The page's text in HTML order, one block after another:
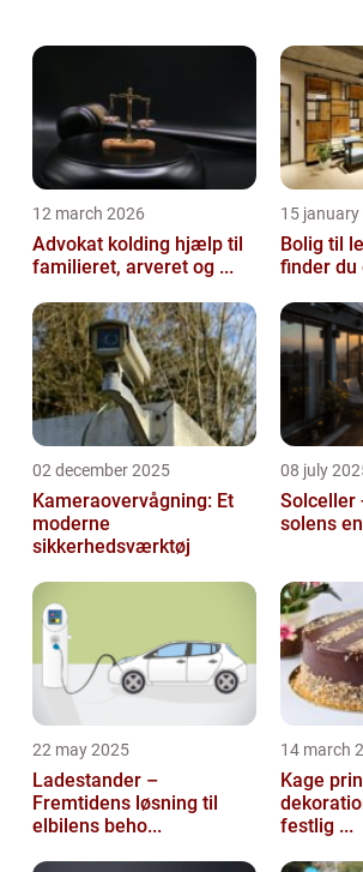
markedet er kiropraktik.
12 march 2026
Advokat kolding hjælp til
familieret, arveret og ...
15 january
Bolig til leje
finder du
02 december 2025
Kameraovervågning: Et
moderne
sikkerhedsværktøj
08 july
Solceller
solens
22 may 2025
Ladestander –
Fremtidens løsning til
elbilens beho...
14 march
Kage
festlig ...